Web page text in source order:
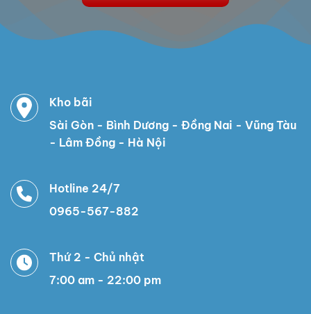
Kho bãi
Sài Gòn - Bình Dương - Đồng Nai - Vũng Tàu
- Lâm Đồng - Hà Nội
Hotline 24/7
0965-567-882
Thứ 2 - Chủ nhật
7:00 am - 22:00 pm